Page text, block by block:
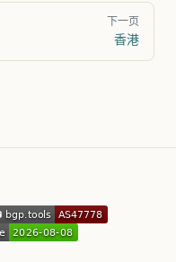
下一页
香港